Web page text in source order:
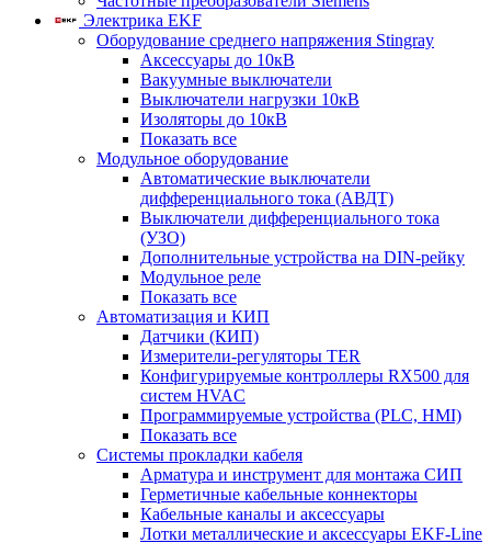
Электрика EKF
Оборудование среднего напряжения Stingray
Аксессуары до 10кВ
Вакуумные выключатели
Выключатели нагрузки 10кВ
Изоляторы до 10кВ
Показать все
Модульное оборудование
Автоматические выключатели
дифференциального тока (АВДТ)
Выключатели дифференциального тока
(УЗО)
Дополнительные устройства на DIN-рейку
Модульное реле
Показать все
Автоматизация и КИП
Датчики (КИП)
Измерители-регуляторы TER
Конфигурируемые контроллеры RX500 для
систем HVAC
Программируемые устройства (PLC, HMI)
Показать все
Системы прокладки кабеля
Арматура и инструмент для монтажа СИП
Герметичные кабельные коннекторы
Кабельные каналы и аксессуары
Лотки металлические и аксессуары EKF-Line